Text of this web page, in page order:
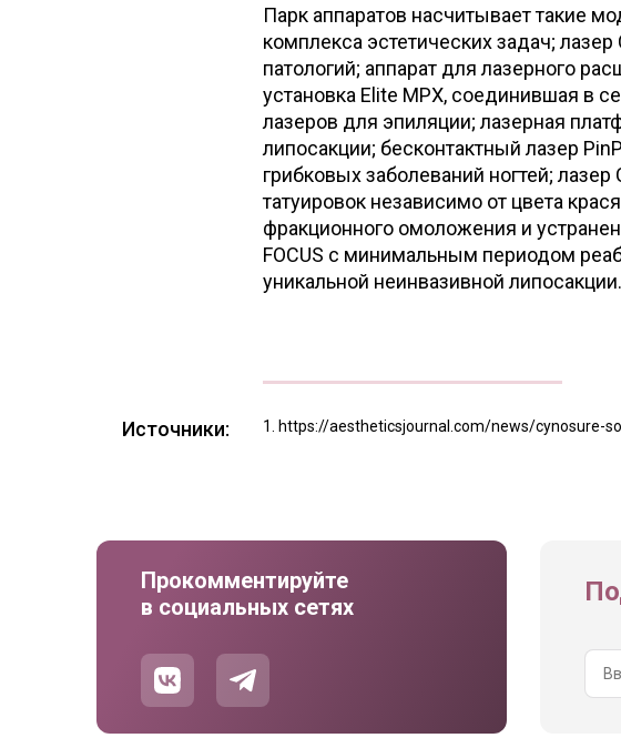
Парк аппаратов насчитывает такие
комплекса эстетических задач;
патологий; аппарат для лазерного
установка Elite MPX, соединившая в
лазеров для эпиляции; лазерная
липосакции; бесконтактный лазер
грибковых заболеваний ногтей;
татуировок независимо от цвета
фракционного омоложения и
FOCUS с минимальным периодом
уникальной неинвазивной липосакции.
Источники: https://aestheticsjournal.com/news/cynosure-
Прокомментируйте
в социальных сетях